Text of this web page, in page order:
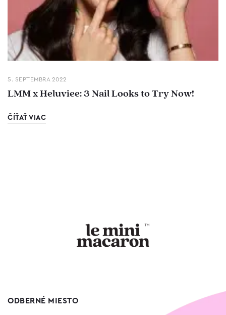
5. SEPTEMBRA 2022
LMM x Heluviee: 3 Nail Looks to Try Now!
ČÍŤAŤ VIAC
ODBERNÉ MIESTO